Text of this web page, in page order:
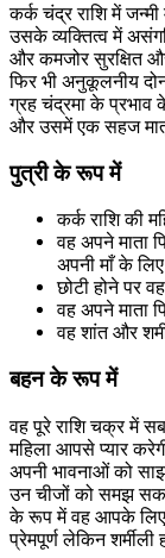
कर्क चंद्र राशि में
उसके व्यक्तित्व में
और कमजोर सुरक्षित
फिर भी अनुकूलनीय
ग्रह चंद्रमा के प्रभाव
और उसमें एक सहज मातृ
पुत्री के रूप में
कर्क राशि की
वह अपने माता
अपनी माँ के लिए
छोटी होने पर
वह अपने माता
वह शांत और
बहन के रूप में
वह पूरे राशि चक्र में
महिला आपसे प्यार
अपनी भावनाओं को
उन चीजों को समझ
के रूप में वह आपके लिए
प्रेमपूर्ण लेकिन शर्मीली